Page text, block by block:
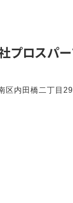
区内田橋二丁目